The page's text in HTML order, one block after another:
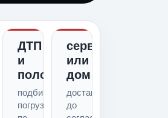
ДТП
и
поломка
подбираем
погрузку
сервис
или
дом
доставка
до